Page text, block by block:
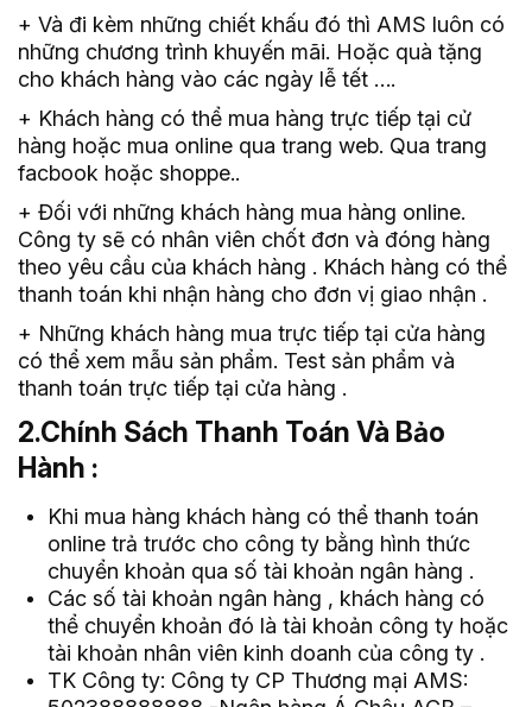
+ Và đi kèm những chiết khấu đó thì AMS luôn có
những chương trình khuyến mãi. Hoặc quà tặng
cho khách hàng vào các ngày lễ tết ….
+ Khách hàng có thể mua hàng trực tiếp tại cử
hàng hoặc mua online qua trang web. Qua trang
facbook hoặc shoppe..
+ Đối với những khách hàng mua hàng online.
Công ty sẽ có nhân viên chốt đơn và đóng hàng
theo yêu cầu của khách hàng . Khách hàng có thể
thanh toán khi nhận hàng cho đơn vị giao nhận .
+ Những khách hàng mua trực tiếp tại cửa hàng
có thể xem mẫu sản phẩm. Test sản phẩm và
thanh toán trực tiếp tại cửa hàng .
2.Chính Sách Thanh Toán Và Bảo
Hành :
Khi mua hàng khách hàng có thể thanh toán
online trả trước cho công ty bằng hình thức
chuyển khoản qua số tài khoản ngân hàng .
Các số tài khoản ngân hàng , khách hàng có
thể chuyển khoản đó là tài khoản công ty hoặc
tài khoản nhân viên kinh doanh của công ty .
TK Công ty: Công ty CP Thương mại AMS: